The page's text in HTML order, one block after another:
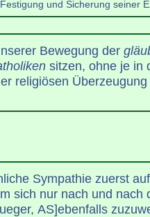
und Sicherung seiner
Bewegung der
sitzen, ohne je in
religiösen
Sympathie zuerst
sich nur nach und nach
AS]ebenfalls